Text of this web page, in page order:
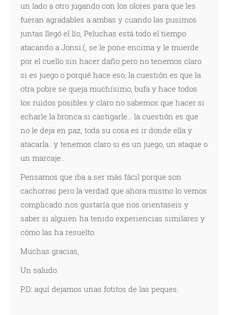
un lado a otro jugando con los olores para que les
fueran agradables a ambas y cuando las pusimos
juntas llegó el lío, Peluchas está todo el tiempo
atacando a Jonsi:(, se le pone encima y le muerde
por el cuello sin hacer daño pero no tenemos claro
si es juego o porqué hace eso, la cuestión es que la
otra pobre se queja muchísimo, bufa y hace todos
los ruidos posibles y claro no sabemos que hacer si
echarle la bronca si castigarle... la cuestión es que
no le deja en paz, toda su cosa es ir donde ella y
atacarla.. y tenemos claro si es un juego, un ataque o
un marcaje..
Pensamos que iba a ser más fácil porque son
cachorras pero la verdad que ahora mismo lo vemos
complicado..nos gustaría que nos orientaseis y
saber si alguien ha tenido experiencias similares y
cómo las ha resuelto.
Muchas gracias,
Un saludo.
P.D: aquí dejamos unas fotitos de las peques.